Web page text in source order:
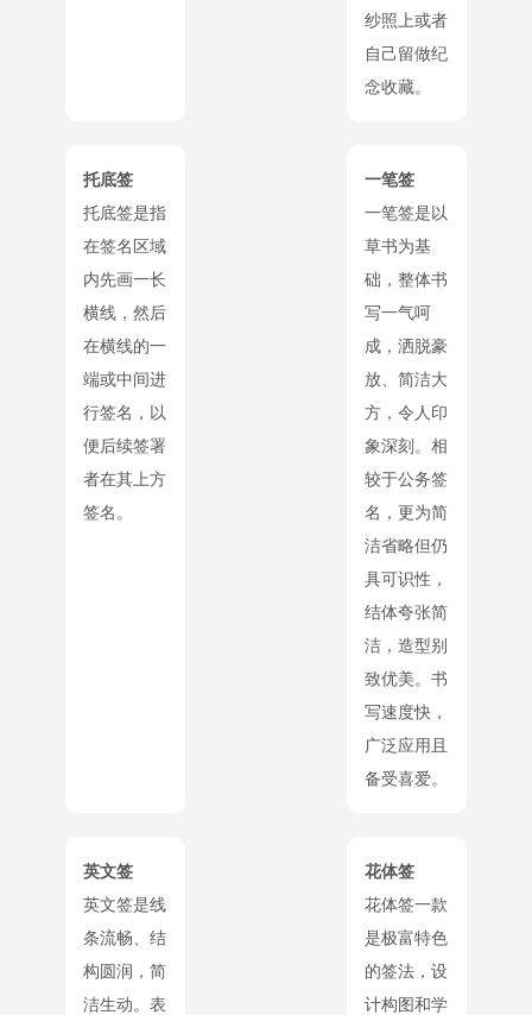
纱照上或者
自己留做纪
念收藏。
托底签
托底签是指
在签名区域
内先画一长
横线，然后
在横线的一
端或中间进
行签名，以
便后续签署
者在其上方
签名。
一笔签
一笔签是以
草书为基
础，整体书
写一气呵
成，洒脱豪
放、简洁大
方，令人印
象深刻。相
较于公务签
名，更为简
洁省略但仍
具可识性，
结体夸张简
洁，造型别
致优美。书
写速度快，
广泛应用且
备受喜爱。
英文签
英文签是线
条流畅、结
构圆润，简
洁生动。表
花体签
花体签一款
是极富特色
的签法，设
计构图和学